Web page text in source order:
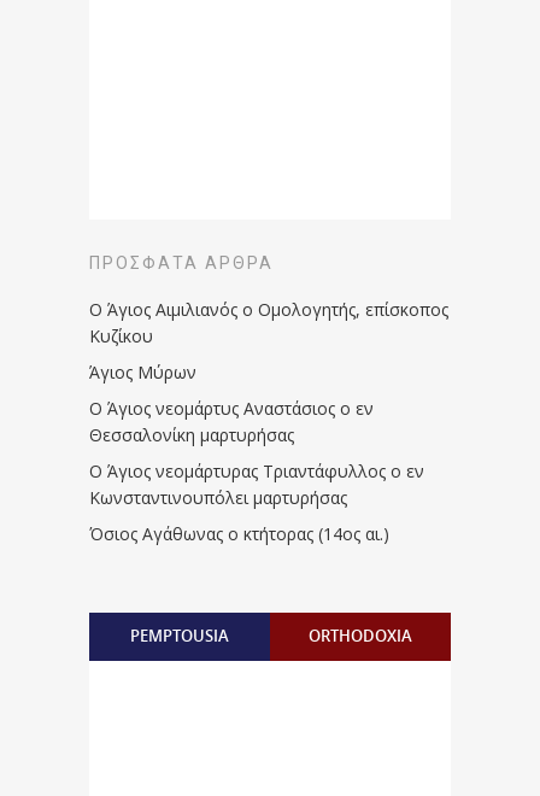
ΠΡΌΣΦΑΤΑ ΆΡΘΡΑ
Ο Άγιος Αιμιλιανός ο Ομολογητής, επίσκοπος
Κυζίκου
Άγιος Μύρων
Ο Άγιος νεομάρτυς Αναστάσιος ο εν
Θεσσαλονίκη μαρτυρήσας
Ο Άγιος νεομάρτυρας Τριαντάφυλλος ο εν
Κωνσταντινουπόλει μαρτυρήσας
Όσιος Αγάθωνας ο κτήτορας (14ος αι.)
PEMPTOUSIA ORTHODOXIA